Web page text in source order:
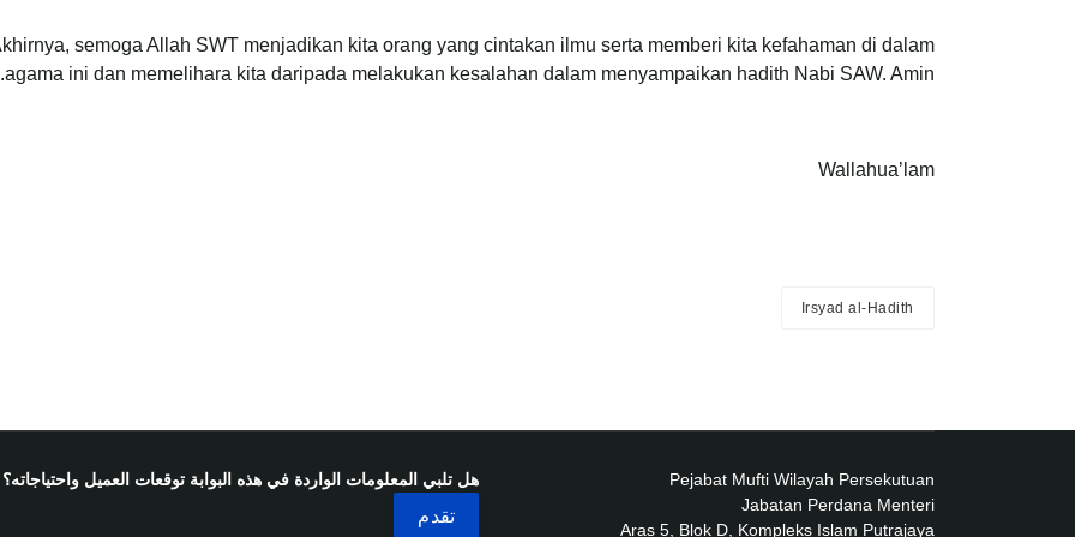
semoga Allah SWT menjadikan kita orang yang cintakan ilmu serta memberi kita kefahaman di dalam
agama ini dan memelihara kita daripada melakukan kesalahan dalam menyampaikan hadith Nabi SAW. Amin.
Wallahua’lam
Irsyad al-Hadith
Pejabat Mufti Wilayah Persekutuan
Jabatan Perdana Menteri
Aras 5, Blok D, Kompleks Islam Putrajaya
هل تلبي المعلومات الواردة في هذه البوابة توقعات العميل واحتياجاته؟